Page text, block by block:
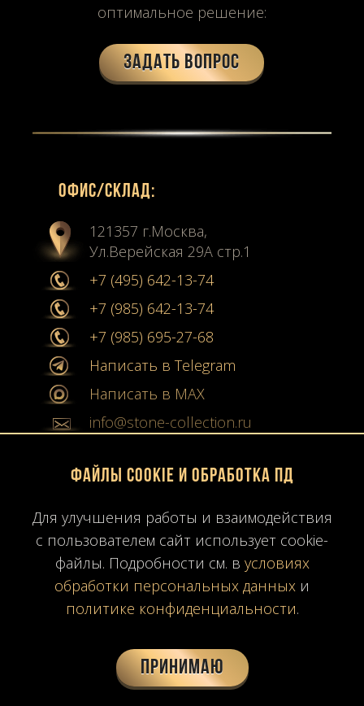
оптимальное решение:
Задать вопрос
Офиc/склад:
121357 г.Москва,
Ул.Верейская 29А стр.1
+7 (495) 642-13-74
+7 (985) 642-13-74
+7 (985) 695-27-68
Написать в Telegram
Написать в MAX
info@stone-collection.ru
Мы в социальных сетях:
Youtube
Карта сайта
Политика конфиденциальности
Время работы: ПН-ПТ10:00-19:00
Файлы Cookie и обработка ПД
Для улучшения работы и взаимодействия
с пользователем сайт использует cookie-
файлы. Подробности см. в условиях
обработки персональных данных и
политике конфиденциальности.
Принимаю